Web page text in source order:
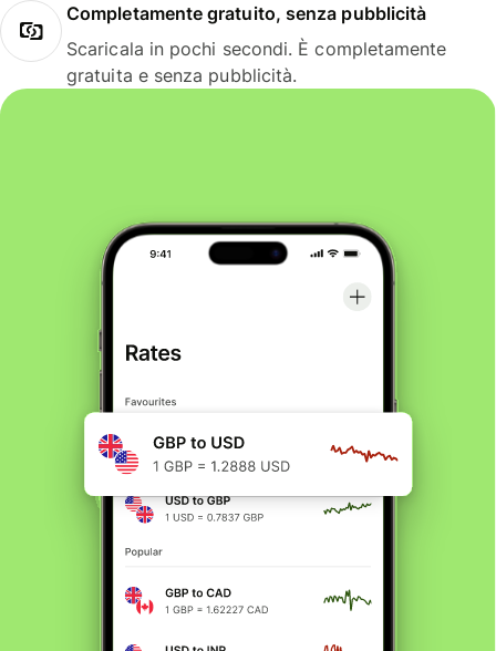
Completamente gratuito, senza pubblicità
Scaricala in pochi secondi. È completamente
gratuita e senza pubblicità.